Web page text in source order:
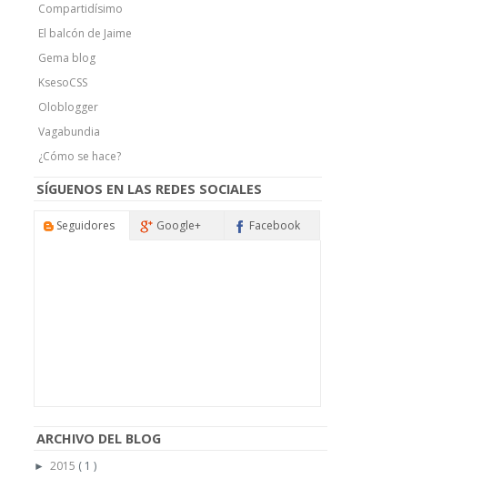
Compartidísimo
El balcón de Jaime
Gema blog
KsesoCSS
Oloblogger
Vagabundia
¿Cómo se hace?
SÍGUENOS EN LAS REDES SOCIALES
Seguidores Google+ Facebook
ARCHIVO DEL BLOG
► 2015 ( 1 )